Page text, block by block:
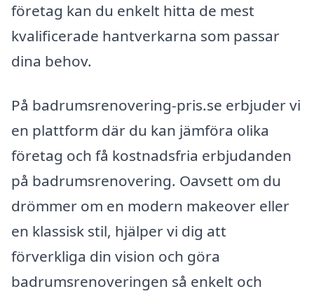
företag kan du enkelt hitta de mest
kvalificerade hantverkarna som passar
dina behov.
På badrumsrenovering-pris.se erbjuder vi
en plattform där du kan jämföra olika
företag och få kostnadsfria erbjudanden
på badrumsrenovering. Oavsett om du
drömmer om en modern makeover eller
en klassisk stil, hjälper vi dig att
förverkliga din vision och göra
badrumsrenoveringen så enkelt och